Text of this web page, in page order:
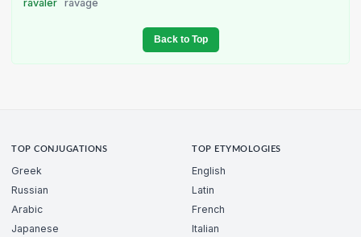
ravaler ravage
Back to Top
TOP CONJUGATIONS
Greek
Russian
Arabic
Japanese
TOP ETYMOLOGIES
English
Latin
French
Italian